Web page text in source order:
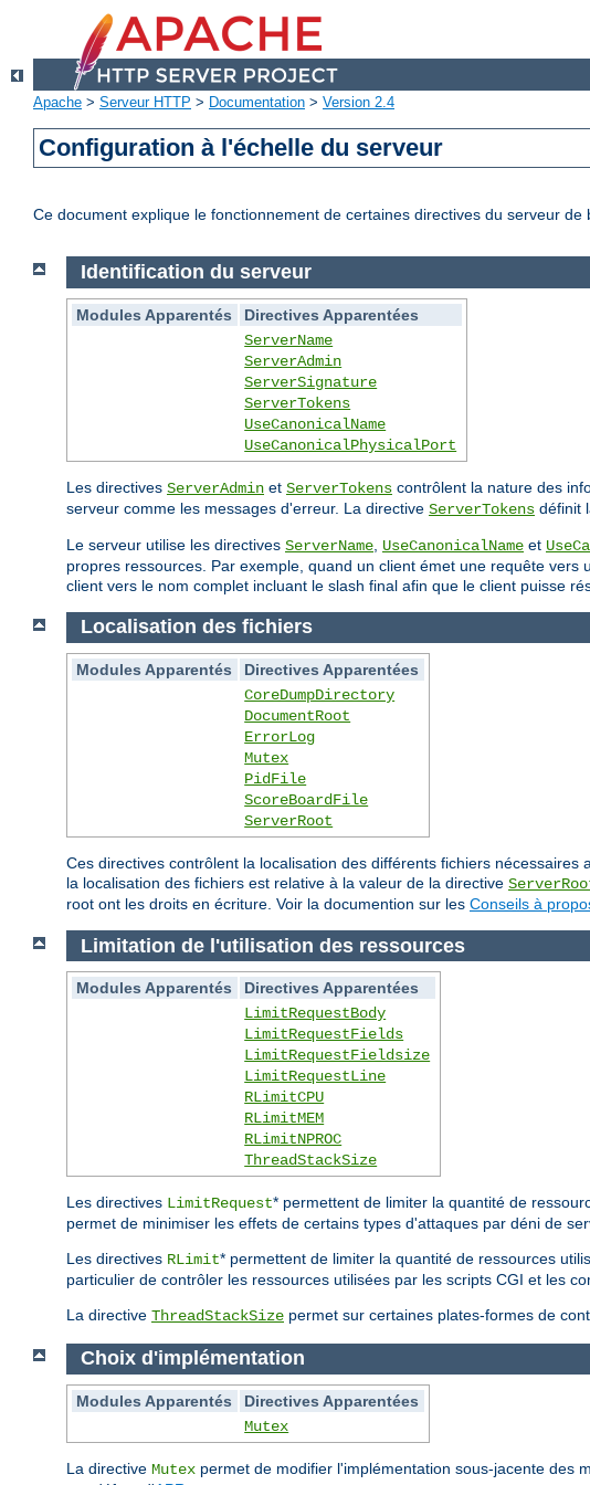
Apache > Serveur HTTP > Documentation > Version 2.4
Configuration à l'échelle du serveur
Ce document explique le fonctionnement de certaines directives du serveur
Identification du serveur
Modules Apparentés
Directives Apparentées
ServerName
ServerAdmin
ServerSignature
ServerTokens
UseCanonicalName
UseCanonicalPhysicalPort
Les directives ServerAdmin et ServerTokens contrôlent la nature des
serveur comme les messages d'erreur. La directive ServerTokens définit
Le serveur utilise les directives ServerName UseCanonicalName et
propres ressources. Par exemple, quand un client émet une requête
client vers le nom complet incluant le slash final afin que le client puisse
Localisation des fichiers
Modules Apparentés
Directives Apparentées
CoreDumpDirectory
DocumentRoot
ErrorLog
Mutex
PidFile
ScoreBoardFile
ServerRoot
Ces directives contrôlent la localisation des différents fichiers
la localisation des fichiers est relative à la valeur de la directive
root ont les droits en écriture. Voir la documention sur les Conseils à
Limitation de l'utilisation des ressources
Modules Apparentés
Directives Apparentées
LimitRequestBody
LimitRequestFields
LimitRequestFieldsize
LimitRequestLine
RLimitCPU
RLimitMEM
RLimitNPROC
ThreadStackSize
Les directives LimitRequest* permettent de limiter la quantité de
permet de minimiser les effets de certains types d'attaques par déni de
Les directives RLimit* permettent de limiter la quantité de ressources
particulier de contrôler les ressources utilisées par les scripts CGI et les
La directive ThreadStackSize permet sur certaines plates-formes de
Choix d'implémentation
Modules Apparentés
Directives Apparentées
Mutex
La directive Mutex permet de modifier l'implémentation sous-jacente des